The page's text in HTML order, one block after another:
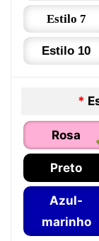
Estilo 7
Estilo 10
*
Rosa
Preto
Azul-
marinho